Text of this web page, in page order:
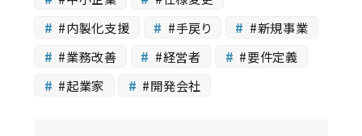
#内製化支援
#手戻り
#新規事業
#業務改善
#経営者
#要件定義
#起業家
#開発会社